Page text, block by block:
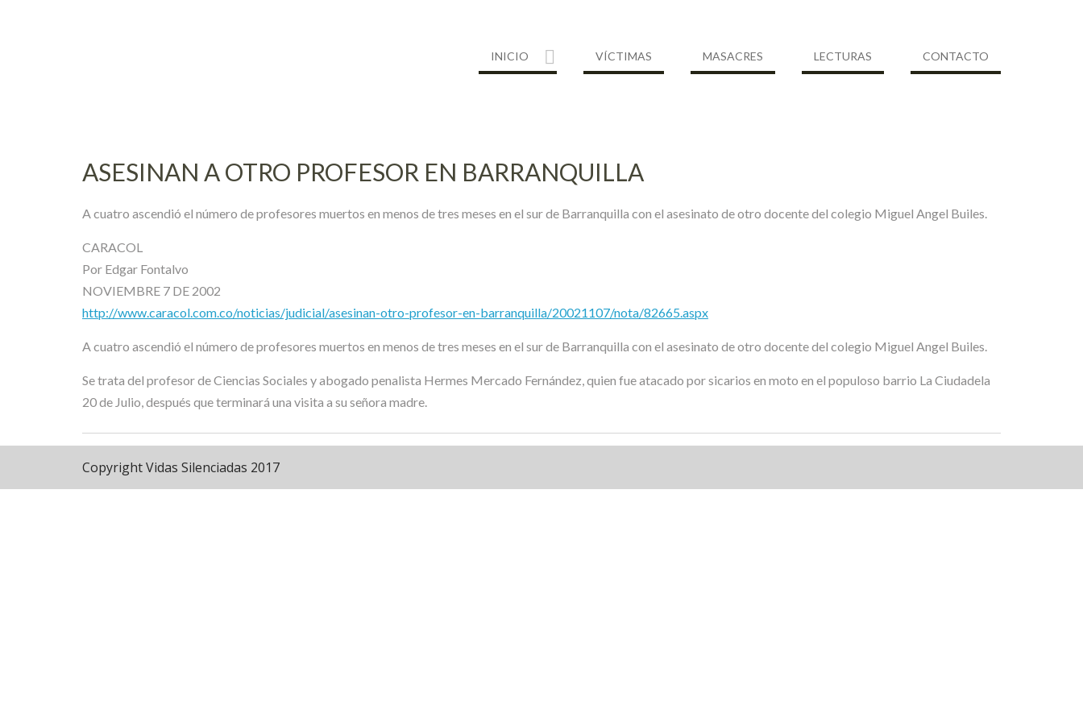
INICIO VÍCTIMAS MASACRES LECTURAS CONTACTO
ASESINAN A OTRO PROFESOR EN BARRANQUILLA
A cuatro ascendió el número de profesores muertos en menos de tres meses en el sur de Barranquilla con el asesinato de otro docente del colegio Miguel Angel Builes.
CARACOL
Por Edgar Fontalvo
NOVIEMBRE 7 DE 2002
http://www.caracol.com.co/noticias/judicial/asesinan-otro-profesor-en-barranquilla/20021107/nota/82665.aspx
A cuatro ascendió el número de profesores muertos en menos de tres meses en el sur de Barranquilla con el asesinato de otro docente del colegio Miguel Angel Builes.
Se trata del profesor de Ciencias Sociales y abogado penalista Hermes Mercado Fernández, quien fue atacado por sicarios en moto en el populoso barrio La Ciudadela
20 de Julio, después que terminará una visita a su señora madre.
Copyright Vidas Silenciadas 2017